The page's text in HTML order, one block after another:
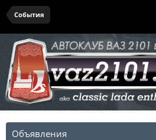
События
Объявления